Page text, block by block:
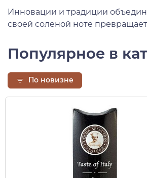
Инновации и традиции
своей соленой ноте
Популярное в
По новизне